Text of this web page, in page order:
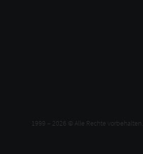
1999 – 2026 © Alle Rechte vorbehalten.